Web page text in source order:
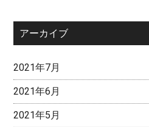
アーカイブ
2021年7月
2021年6月
2021年5月